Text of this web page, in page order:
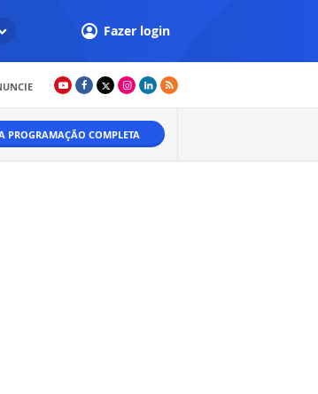
Fazer login
PROGRAMAÇÃO COMPLETA